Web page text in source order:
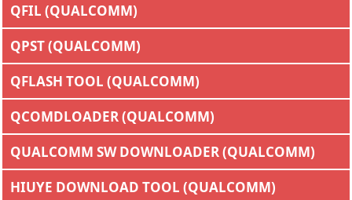
QFIL (QUALCOMM)
QPST (QUALCOMM)
QFLASH TOOL (QUALCOMM)
QCOMDLOADER (QUALCOMM)
QUALCOMM SW DOWNLOADER (QUALCOMM)
HIUYE DOWNLOAD TOOL (QUALCOMM)